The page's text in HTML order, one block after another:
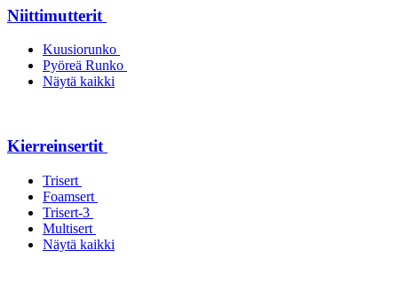
Niittimutterit
Kuusiorunko
Pyöreä Runko
Näytä kaikki
Kierreinsertit
Trisert
Foamsert
Trisert-3
Multisert
Näytä kaikki